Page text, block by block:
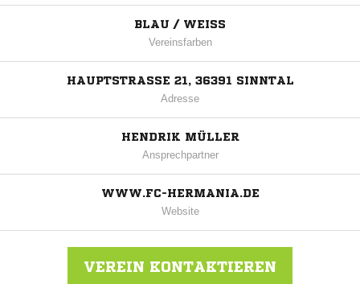
BLAU / WEISS
Vereinsfarben
HAUPTSTRASSE 21, 36391 SINNTAL
Adresse
HENDRIK MÜLLER
Ansprechpartner
WWW.FC-HERMANIA.DE
Website
VEREIN KONTAKTIEREN